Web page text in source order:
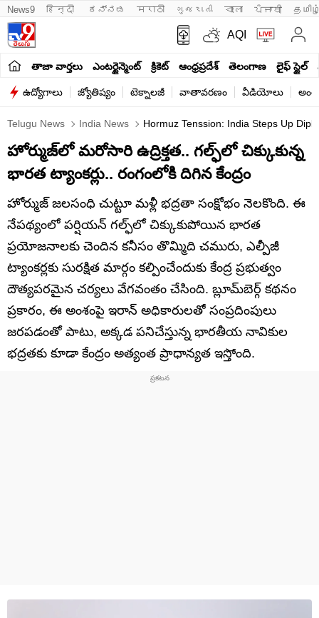
News9 हिन्दी ಕನ್ನಡ मराठी ગુજરાતી বাংলা ਪੰਜਾਬੀ
AQI
తాజా వార్తలు ఎంటర్టైన్మెంట్ క్రికెట్ ఆంధ్రప్రదేశ్ తెలంగాణ లైఫ్ స్టైల్
ఉద్యోగాలు జ్యోతిష్యం టెక్నాలజీ వాతావరణం వీడియోలు
Telugu News India News Hormuz Tenssion: India Steps Up
హోర్ముజ్‌లో మరోసారి ఉద్రిక్తత.. గల్ఫ్‌లో చిక్కుకున్న
భారత ట్యాంకర్లు.. రంగంలోకి దిగిన కేంద్రం
హోర్ముజ్ జలసంధి చుట్టూ మళ్లీ భద్రతా సంక్షోభం నెలకొంది. ఈ
నేపథ్యంలో పర్షియన్ గల్ఫ్‌లో చిక్కుకుపోయిన భారత
ప్రయోజనాలకు చెందిన కనీసం తొమ్మిది చమురు, ఎల్పీజీ
ట్యాంకర్లకు సురక్షిత మార్గం కల్పించేందుకు కేంద్ర ప్రభుత్వం
దౌత్యపరమైన చర్యలు వేగవంతం చేసింది. బ్లూమ్‌బెర్గ్ కథనం
ప్రకారం, ఈ అంశంపై ఇరాన్ అధికారులతో సంప్రదింపులు
జరపడంతో పాటు, అక్కడ పనిచేస్తున్న భారతీయ నావికుల
భద్రతకు కూడా కేంద్రం అత్యంత ప్రాధాన్యత ఇస్తోంది.